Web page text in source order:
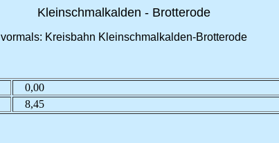
Kleinschmalkalden - Brotterode
vormals: Kreisbahn Kleinschmalkalden-Brotterode
0,00
8,45